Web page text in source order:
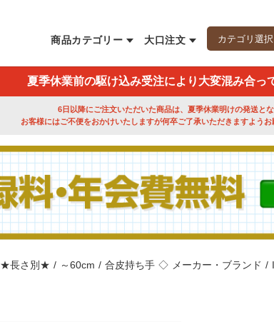
夏季休業前の駆け込み受注により大変混み合っ
6日以降にご注文いただいた商品は、夏季休業明けの発送とな
お客様にはご不便をおかけいたしますが何卒ご了承いただきますようお
★長さ別★ / ～60cm / 合皮持ち手 ◇ メーカー・ブランド /
商品カテゴリー 大口注文